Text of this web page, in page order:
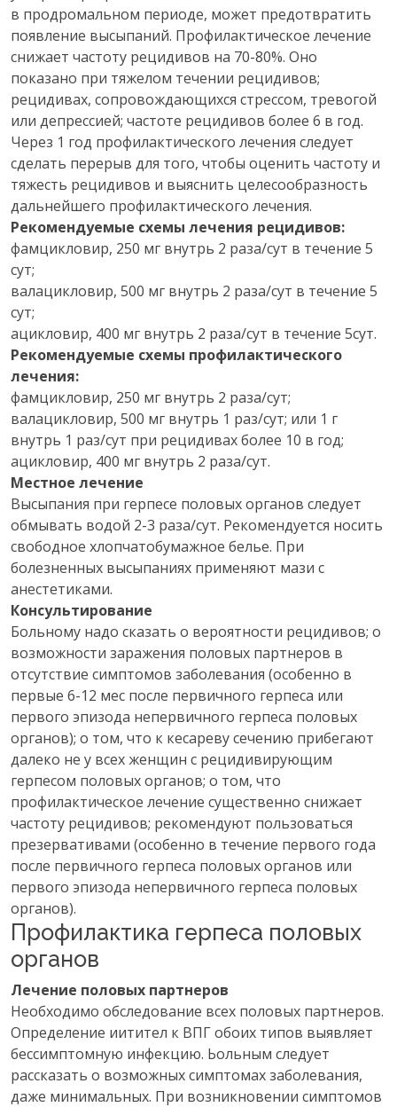
в продромальном периоде, может предотвратить
появление высыпаний. Профилактическое лечение
снижает частоту рецидивов на 70-80%. Оно
показано при тяжелом течении рецидивов;
рецидивах, сопровождающихся стрессом, тревогой
или депрессией; частоте рецидивов более 6 в год.
Через 1 год профилактического лечения следует
сделать перерыв для того, чтобы оценить частоту и
тяжесть рецидивов и выяснить целесообразность
дальнейшего профилактического лечения.
Рекомендуемые схемы лечения рецидивов:
фамцикловир, 250 мг внутрь 2 раза/сут в течение 5
сут;
валацикловир, 500 мг внутрь 2 раза/сут в течение 5
сут;
ацикловир, 400 мг внутрь 2 раза/сут в течение 5сут.
Рекомендуемые схемы профилактического
лечения:
фамцикловир, 250 мг внутрь 2 раза/сут;
валацикловир, 500 мг внутрь 1 раз/сут; или 1 г
внутрь 1 раз/сут при рецидивах более 10 в год;
ацикловир, 400 мг внутрь 2 раза/сут.
Местное лечение
Высыпания при герпесе половых органов следует
обмывать водой 2-3 раза/сут. Рекомендуется носить
свободное хлопчатобумажное белье. При
болезненных высыпаниях применяют мази с
анестетиками.
Консультирование
Больному надо сказать о вероятности рецидивов; о
возможности заражения половых партнеров в
отсутствие симптомов заболевания (особенно в
первые 6-12 мес после первичного герпеса или
первого эпизода непервичного герпеса половых
органов); о том, что к кесареву сечению прибегают
далеко не у всех женщин с рецидивирующим
герпесом половых органов; о том, что
профилактическое лечение существенно снижает
частоту рецидивов; рекомендуют пользоваться
презервативами (особенно в течение первого года
после первичного герпеса половых органов или
первого эпизода непервичного герпеса половых
органов).
Профилактика герпеса половых
органов
Лечение половых партнеров
Необходимо обследование всех половых партнеров.
Определение иитител к ВПГ обоих типов выявляет
бессимптомную инфекцию. Ьольным следует
рассказать о возможных симптомах заболевания,
даже минимальных. При возникновении симптомов